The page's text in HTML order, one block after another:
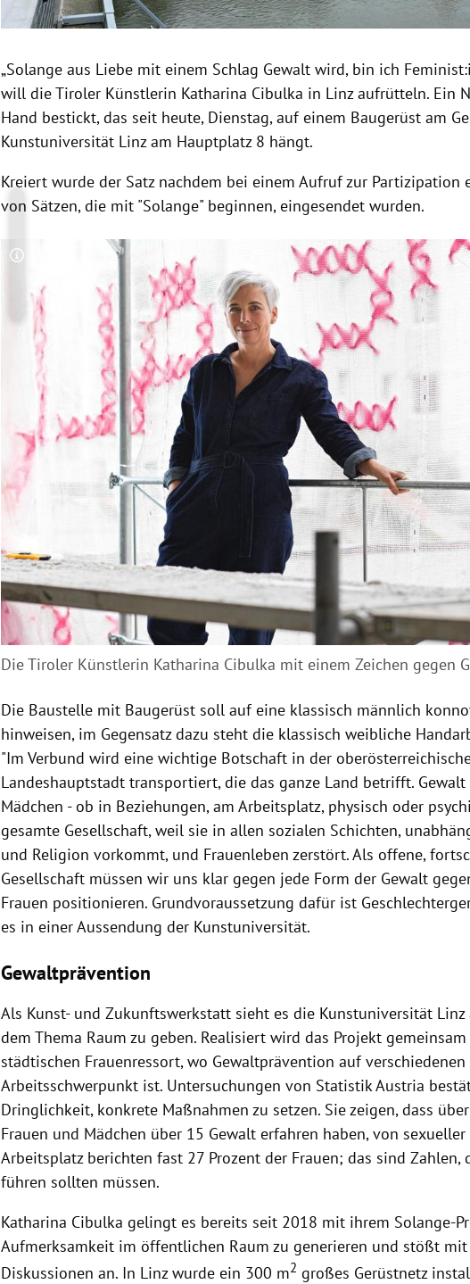
„Solange aus Liebe mit einem Schlag Gewalt wird, bin ich
will die Tiroler Künstlerin Katharina Cibulka in Linz aufrütteln. Ein
Hand bestickt, das seit heute, Dienstag, auf einem Baugerüst am
Kunstuniversität Linz am Hauptplatz 8 hängt.
Kreiert wurde der Satz nachdem bei einem Aufruf zur Partizipation
von Sätzen, die mit "Solange" beginnen, eingesendet wurden.
Copyright-Hinweis öffnen/schließen
DieTiroler Künstlerin Katharina Cibulka mit einem Zeichen gegen
Die Baustelle mit Baugerüst soll auf eine klassisch männlich
hinweisen, im Gegensatz dazu steht die klassisch weibliche
"Im Verbund wird eine wichtige Botschaft in der
Landeshauptstadt transportiert, die das ganze Land betrifft. Gewalt
Mädchen - ob in Beziehungen, am Arbeitsplatz, physisch oder
gesamte Gesellschaft, weil sie in allen sozialen Schichten,
und Religion vorkommt, und Frauenleben zerstört. Als offene,
Gesellschaft müssen wir uns klar gegen jede Form der Gewalt
Frauen positionieren. Grundvoraussetzung dafür ist
es in einer Aussendung der Kunstuniversität.
Gewaltprävention
Als Kunst- und Zukunftswerkstatt sieht es die Kunstuniversität
dem Thema Raum zu geben. Realisiert wird das Projekt
städtischen Frauenressort, wo Gewaltprävention auf verschiedenen
Arbeitsschwerpunkt ist. Untersuchungen von Statistik Austria
Dringlichkeit, konkrete Maßnahmen zu setzen. Sie zeigen, dass
Frauen und Mädchen über 15 Gewalt erfahren haben, von
Arbeitsplatz berichten fast 27 Prozent der Frauen; das sind Zahlen,
führen sollten müssen.
Katharina Cibulka gelingt es bereits seit 2018 mit ihrem Solange-
Aufmerksamkeit im öffentlichen Raum zu generieren und stößt
Diskussionen an. In Linz wurde ein 300 m2 großes Gerüstnetz